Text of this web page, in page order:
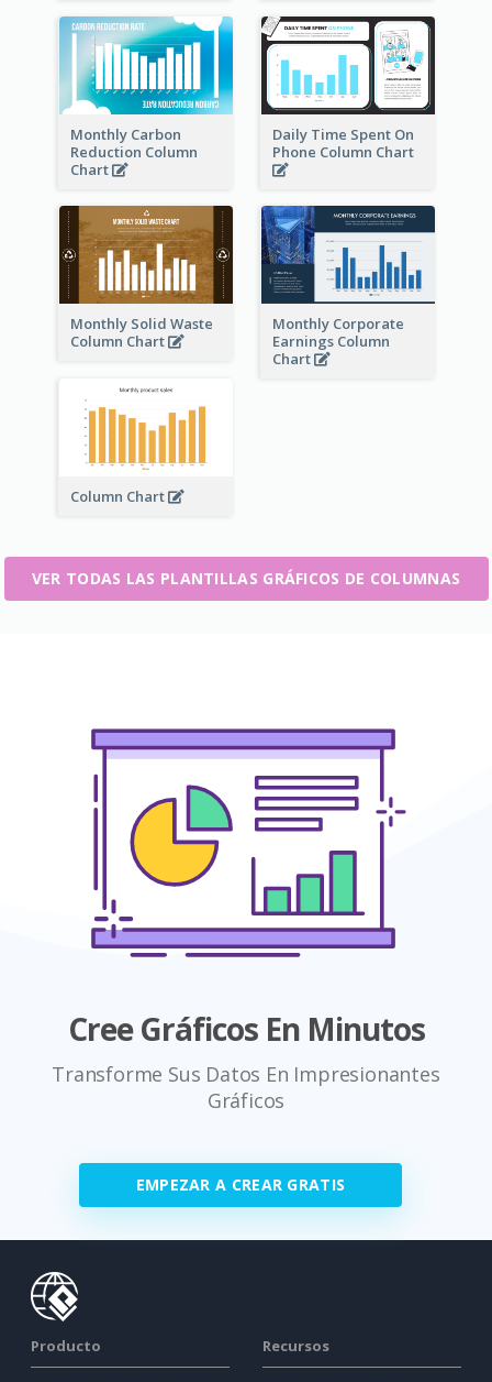
Monthly Carbon
Reduction Column
Chart
Daily Time Spent On
Phone Column Chart
Monthly Solid Waste
Column Chart
Monthly Corporate
Earnings Column
Chart
Column Chart
VER TODAS LAS PLANTILLAS GRÁFICOS DE COLUMNAS
Cree Gráficos En Minutos
Transforme Sus Datos En Impresionantes
Gráficos
EMPEZAR A CREAR GRATIS
Producto Recursos